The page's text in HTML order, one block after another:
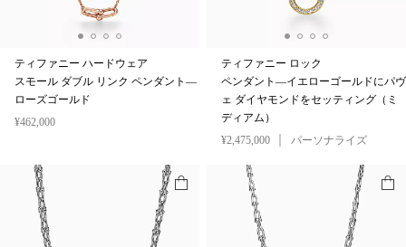
ティファニー ハードウェア
スモール ダブル リンク ペンダント—
ローズゴールド
¥462,000
ティファニー ロック
ペンダント—イエローゴールドにパヴ
ェ ダイヤモンドをセッティング（ミ
ディアム）
¥2,475,000
パーソナライズ